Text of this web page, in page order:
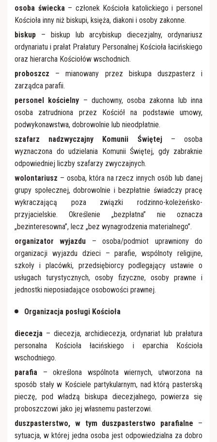
osoba świecka – członek Kościoła katolickiego i personel
Kościoła inny niż biskupi, księża, diakoni i osoby zakonne.
biskup – biskup lub arcybiskup diecezjalny, ordynariusz
ordynariatu i prałat Prałatury Personalnej Kościoła łacińskiego
oraz hierarcha Kościołów wschodnich.
proboszcz – mianowany przez biskupa duszpasterz i
zarządca parafii.
personel kościelny – duchowny, osoba zakonna lub inna
osoba zatrudniona przez Kościół na podstawie umowy,
podwykonawstwa, dobrowolnie lub nieodpłatnie.
szafarz nadzwyczajny Komunii Świętej – osoba
wyznaczona do udzielania Komunii Świętej, gdy zabraknie
odpowiedniej liczby szafarzy zwyczajnych.
wolontariusz – osoba, która na rzecz innych osób lub danej
grupy społecznej, dobrowolnie i bezpłatnie świadczy pracę
wykraczającą poza związki rodzinno-koleżeńsko-
przyjacielskie. Określenie „bezpłatna” nie oznacza
„bezinteresowna”, lecz „bez wynagrodzenia materialnego”.
organizator
wyjazdu – osoba/podmiot uprawniony do
organizacji wyjazdu dzieci – parafie, wspólnoty religijne,
szkoły i placówki, przedsiębiorcy podlegający ustawie o
usługach turystycznych, osoby fizyczne, osoby prawne i
jednostki nieposiadające osobowości prawnej.
Organizacja posługi Kościoła
diecezja – diecezja, archidiecezja, ordynariat lub prałatura
personalna Kościoła łacińskiego i eparchia Kościoła
wschodniego.
parafia – określona wspólnota wiernych, utworzona na
sposób stały w Kościele partykularnym, nad którą pasterską
pieczę, pod władzą biskupa diecezjalnego, powierza się
proboszczowi jako jej własnemu pasterzowi.
duszpasterstwo, w tym duszpasterstwo parafialne –
sytuacja, w której jedna osoba jest odpowiedzialna za dobro